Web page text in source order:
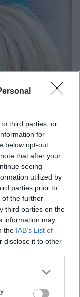
third parties, or
for
below opt-out
that after your
seeing
utilized by
parties prior to
of the further
third parties on the
information may
the IAB’s List of
disclose it to other
or more Google
You may click to
μέσα σε δύο